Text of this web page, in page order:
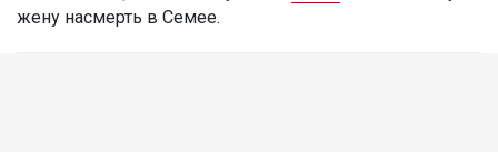
жену насмерть в Семее.